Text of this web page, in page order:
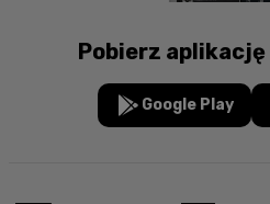
Pobierz aplikację
Google Play